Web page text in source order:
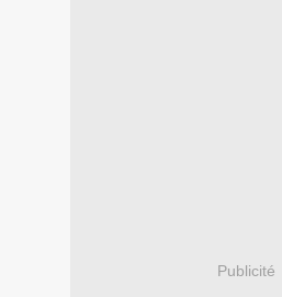
Publicité